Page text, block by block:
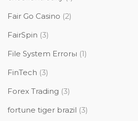
Fair Go Casino (2)
FairSpin (3)
File System Errorы (1)
FinTech (3)
Forex Trading (3)
fortune tiger brazil (3)